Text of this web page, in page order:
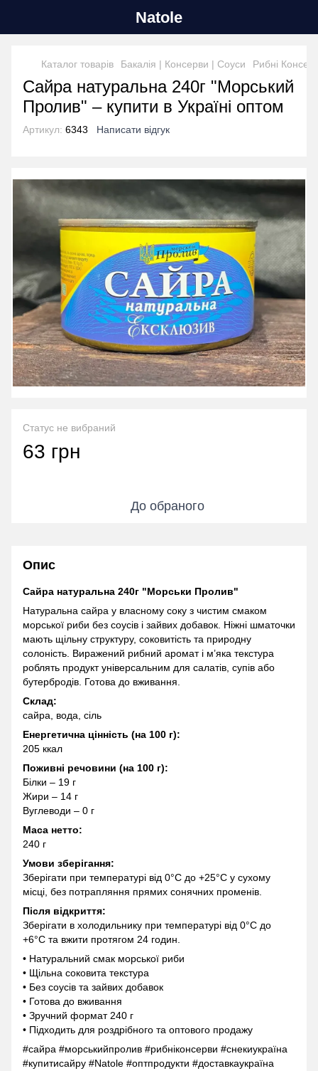
Natole
Каталог товарів Бакалія | Консерви | Соуси Рибні
Сайра натуральна 240г "Морський
Пролив" – купити в Україні оптом
Артикул: 6343 Написати відгук
Статус не вибраний
63 грн
До обраного
Опис
Сайра натуральна 240г "Морськи Пролив"
Натуральна сайра у власному соку з чистим смаком
морської риби без соусів і зайвих добавок. Ніжні шматочки
мають щільну структуру, соковитість та природну
солоність. Виражений рибний аромат і м’яка текстура
роблять продукт універсальним для салатів, супів або
бутербродів. Готова до вживання.
Склад:
сайра, вода, сіль
Енергетична цінність (на 100 г):
205 ккал
Поживні речовини (на 100 г):
Білки – 19 г
Жири – 14 г
Вуглеводи – 0 г
Маса нетто:
240 г
Умови зберігання:
Зберігати при температурі від 0°C до +25°C у сухому
місці, без потрапляння прямих сонячних променів.
Після відкриття:
Зберігати в холодильнику при температурі від 0°C до
+6°C та вжити протягом 24 годин.
• Натуральний смак морської риби
• Щільна соковита текстура
• Без соусів та зайвих добавок
• Готова до вживання
• Зручний формат 240 г
• Підходить для роздрібного та оптового продажу
#сайра #морськийпролив #рибніконсерви #снекиукраїна
#купитисайру #Natole #оптпродукти #доставкаукраїна